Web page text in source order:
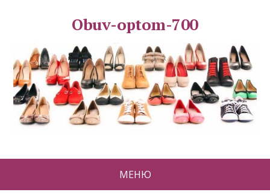
Obuv-optom-700
МЕНЮ